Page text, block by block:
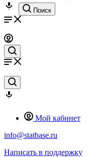
Поиск
Мой кабинет
info@statbase.ru
Написать в поддержку